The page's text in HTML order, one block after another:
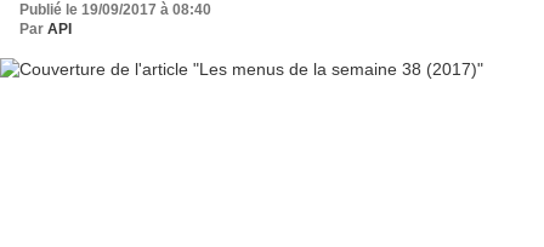
Publié le 19/09/2017 à 08:40
Par API